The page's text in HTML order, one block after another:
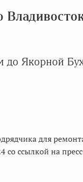
до Якорной
для
со ссылкой на